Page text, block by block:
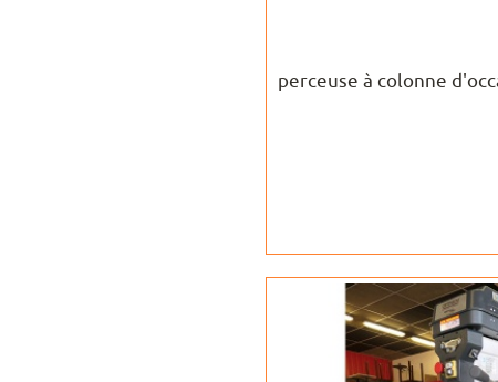
perceuse à colonne